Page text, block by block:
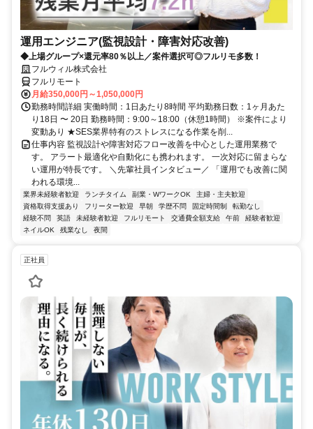
運用エンジニア(監視設計・障害対応改善)
◆上場グループ×還元率80％以上／案件選択可◎フルリモ多数！
フルウィル株式会社
フルリモート
月給350,000円～1,050,000円
勤務時間詳細 実働時間：1日あたり8時間 平均勤務日数：1ヶ月あた
り18日 〜 20日 勤務時間：9:00～18:00（休憩1時間） ※案件により
変動あり ★SES業界特有のストレスになる作業を削...
仕事内容 監視設計や障害対応フロー改善を中心とした運用業務で
す。 アラート最適化や自動化にも携われます。 一次対応に留まらな
い運用が特長です。 ＼先輩社員インタビュー／ 「運用でも改善に関
われる環境...
業界未経験者歓迎 ランチタイム 副業・WワークOK
主婦・主夫歓迎
資格取得支援あり
フリーター歓迎 早朝 学歴不問 固定時間制
転勤なし
経験不問
英語 未経験者歓迎 フルリモート 交通費全額支給 午前
経験者歓迎
ネイルOK
残業なし 夜間
正社員